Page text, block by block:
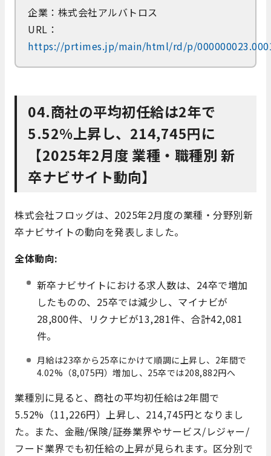
企業：株式会社アルバトロス
URL：
https://prtimes.jp/main/html/rd/p/
04.商社の平均初任給は2年で
5.52%上昇し、214,745円に
【2025年2月度 業種・職種別 新
卒ナビサイト動向】
株式会社フロッグは、2025年2月度の業種・分野別新
卒ナビサイトの動向を発表しました。
全体動向:
新卒ナビサイトにおける求人数は、24卒で増加
したものの、25卒では減少し、マイナビが
28,800件、リクナビが13,281件、合計42,081
件。
月給は23卒から25卒にかけて順調に上昇し、2年間で
4.02%（8,075円）増加し、25卒では208,882円へ
業種別に見ると、商社の平均初任給は2年間で
5.52%（11,226円）上昇し、214,745円となりまし
た。また、金融/保険/証券業界やサービス/レジャー/
フード業界でも初任給の上昇が見られます。区分別で